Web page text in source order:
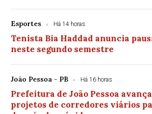
Esportes Há 14 horas
Tenista Bia Haddad anuncia
neste segundo semestre
João Pessoa - PB Há 16 horas
Prefeitura de João Pessoa
projetos de corredores viários